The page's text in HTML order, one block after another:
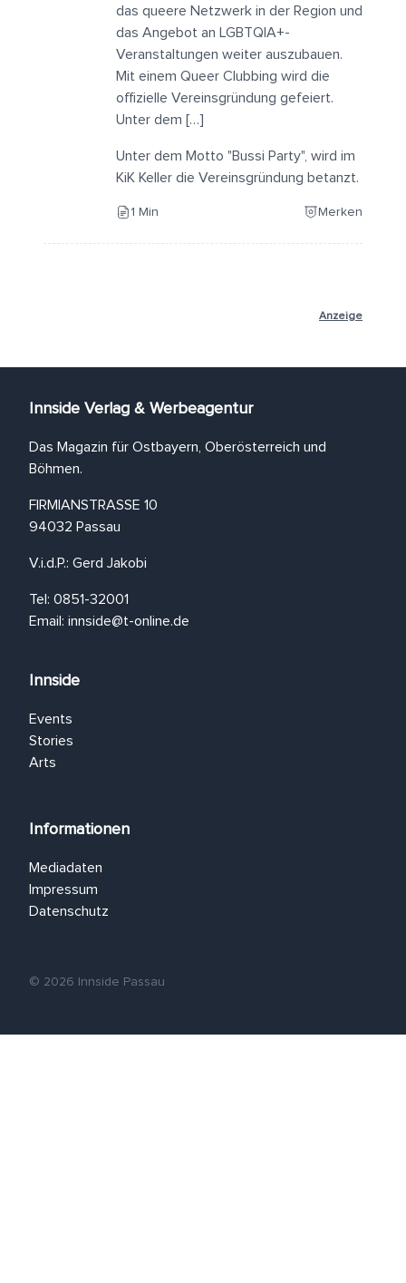
das queere Netzwerk in der Region und
das Angebot an LGBTQIA+-
Veranstaltungen weiter auszubauen.
Mit einem Queer Clubbing wird die
offizielle Vereinsgründung gefeiert.
Unter dem […]
Unter dem Motto "Bussi Party", wird im
KiK Keller die Vereinsgründung betanzt.
1 Min Merken
Anzeige
Innside Verlag & Werbeagentur
Das Magazin für Ostbayern, Oberösterreich und
Böhmen.
FIRMIANSTRASSE 10
94032 Passau
V.i.d.P.: Gerd Jakobi
Tel: 0851-32001
Email: innside@t-online.de
Innside
Events
Stories
Arts
Informationen
Mediadaten
Impressum
Datenschutz
© 2026 Innside Passau